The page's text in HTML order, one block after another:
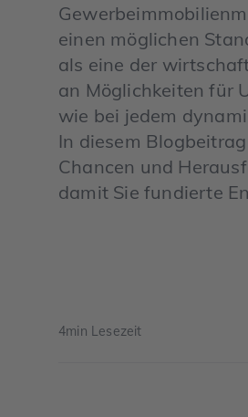
einen möglichen
als eine der
an Möglichkeiten für
wie bei jedem
In diesem
Chancen und
damit Sie fundierte
4min Lesezeit